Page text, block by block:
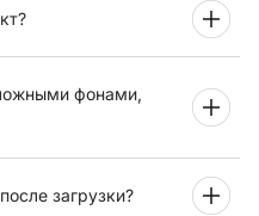
фонами,
загрузки?